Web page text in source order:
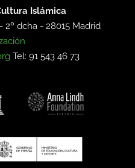
Islámica
2º dcha -28015 Madrid
Tel: 91 543 46 73